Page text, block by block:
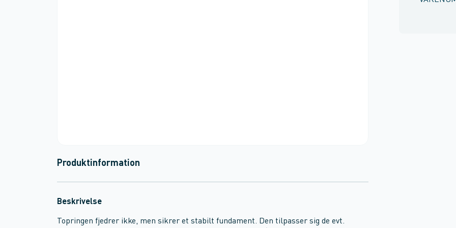
Produktinformation
Beskrivelse
Topringen fjedrer ikke, men sikrer et stabilt fundament. Den tilpasser sig de evt.